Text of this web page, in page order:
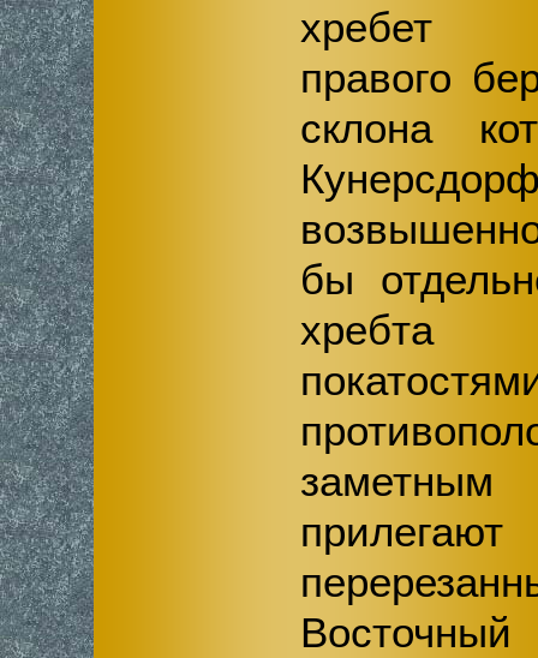
хребет
правого
склона
бы
заметным